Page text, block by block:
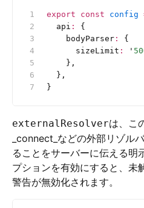
export const config
  api
:
{
    bodyParser
:
{
      sizeLimit
: '
    },
  },
}
externalResolverは、こ
_connect_などの外部リゾル
ることをサーバーに伝える明
プションを有効にすると、未
警告が無効化されます。